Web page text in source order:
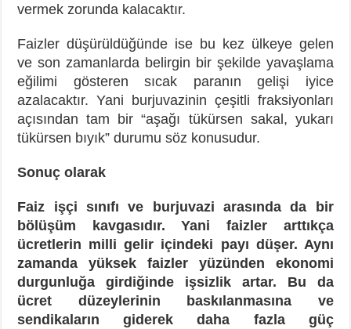
vermek zorunda kalacaktır.
Faizler düşürüldüğünde ise bu kez ülkeye gelen
ve son zamanlarda belirgin bir şekilde yavaşlama
eğilimi gösteren sıcak paranın gelişi iyice
azalacaktır. Yani burjuvazinin çeşitli fraksiyonları
açısından tam bir “aşağı tükürsen sakal, yukarı
tükürsen bıyık” durumu söz konusudur.
Sonuç olarak
Faiz işçi sınıfı ve burjuvazi arasında da bir
bölüşüm kavgasıdır. Yani faizler arttıkça
ücretlerin milli gelir içindeki payı düşer. Aynı
zamanda yüksek faizler yüzünden ekonomi
durgunluğa girdiğinde işsizlik artar. Bu da
ücret düzeylerinin baskılanmasına ve
sendikaların giderek daha fazla güç